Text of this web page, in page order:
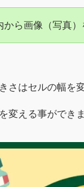
ら画像（写真）
さはセルの幅を
変える事ができ